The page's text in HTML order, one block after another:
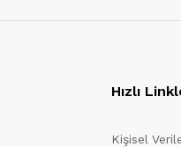
Hızlı
Kişisel